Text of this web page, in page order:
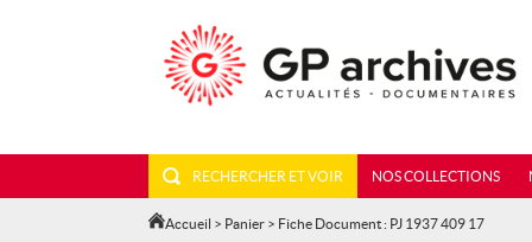
RECHERCHER ET VOIR NOS COLLECTIONS
Accueil > Panier > Fiche Document : PJ 1937 409 17